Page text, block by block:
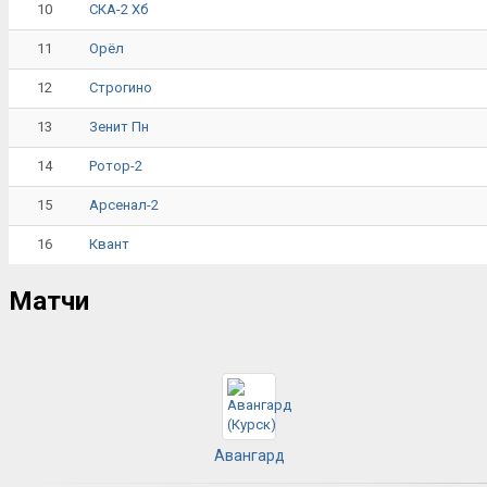
10 СКА-2 Хб
11 Орёл
12 Строгино
13 Зенит Пн
14 Ротор-2
15 Арсенал-2
16 Квант
Матчи
Авангард